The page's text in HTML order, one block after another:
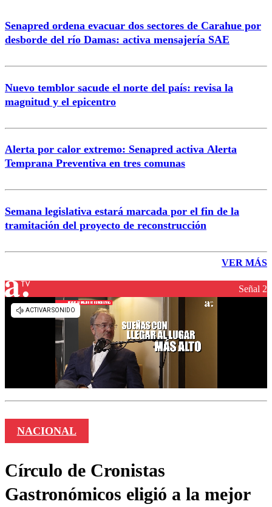
Senapred ordena evacuar dos sectores de Carahue por
desborde del río Damas: activa mensajería SAE
Nuevo temblor sacude el norte del país: revisa la
magnitud y el epicentro
Alerta por calor extremo: Senapred activa Alerta
Temprana Preventiva en tres comunas
Semana legislativa estará marcada por el fin de la
tramitación del proyecto de reconstrucción
VER MÁS
Señal 2
NACIONAL
Círculo de Cronistas
Gastronómicos eligió a la mejor